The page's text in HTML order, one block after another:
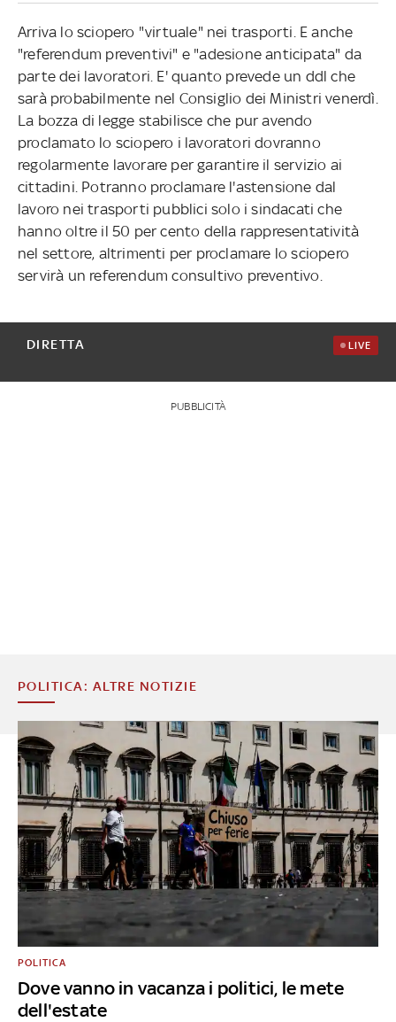
Arriva lo sciopero "virtuale" nei trasporti. E anche
"referendum preventivi" e "adesione anticipata" da
parte dei lavoratori. E' quanto prevede un ddl che
sarà probabilmente nel Consiglio dei Ministri venerdì.
La bozza di legge stabilisce che pur avendo
proclamato lo sciopero i lavoratori dovranno
regolarmente lavorare per garantire il servizio ai
cittadini. Potranno proclamare l'astensione dal
lavoro nei trasporti pubblici solo i sindacati che
hanno oltre il 50 per cento della rappresentatività
nel settore, altrimenti per proclamare lo sciopero
servirà un referendum consultivo preventivo.
DIRETTA LIVE
PUBBLICITÀ
POLITICA: ALTRE NOTIZIE
Dove vanno in vacanza i politici, le mete
dell'estate
POLITICA